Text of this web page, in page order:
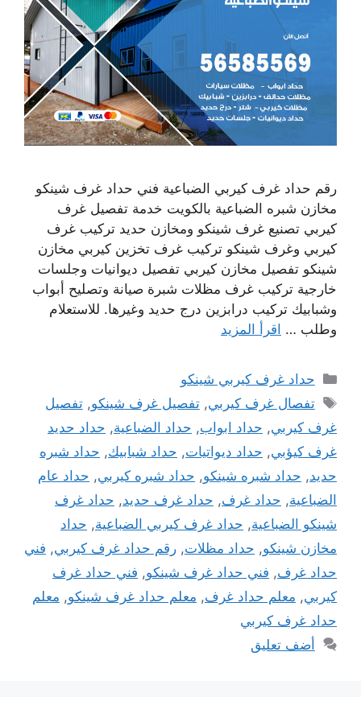
رقم حداد غرف كيربي الضباعية فني حداد غرف شينكو
مخازن شبره الضباعية بالكويت خدمة تفصيل غرف
كيربي تصنيع غرف شينكو ومخازن حديد تركيب غرف
كيربي وغرف شينكو تركيب غرف تخزين كيربي مخازن
شينكو تفصيل مخازن كيربي تفصيل ديوانيات وجلسات
خارجية تركيب غرف مظلات شبرة صيانة وتصليح أبواب
وشبابيك تركيب درابزين درج حديد وغيرها. للاستعلام
وطلب … اقرأ المزيد
التصنيفات
حداد غرف كيربي شينكو
الوسوم
تفصال غرف كيربي,تفصيل غرف شينكو,تفصيل
غرف كيربي, حداد ابواب, حداد الضباعية, حداد حديد
غرف كيؤبي, حداد ديواتيات, حداد شبابيك, حداد شبره
حديد, حداد شبره شينكو, حداد شبره كيربي, حداد عام
الضباعية, حداد غرف, حداد غرف حديد, حداد غرف
شينكو الضباعية, حداد غرف كيربي الضباعية, حداد
مخازن شينكو, حداد مظلات, رقم حداد غرف كيربي, فني
حداد غرف, فني حداد غرف شينكو, فني حداد غرف
كيربي, معلم حداد غرف, معلم حداد غرف شينكو, معلم
حداد غرف كيربي
أضف تعليق